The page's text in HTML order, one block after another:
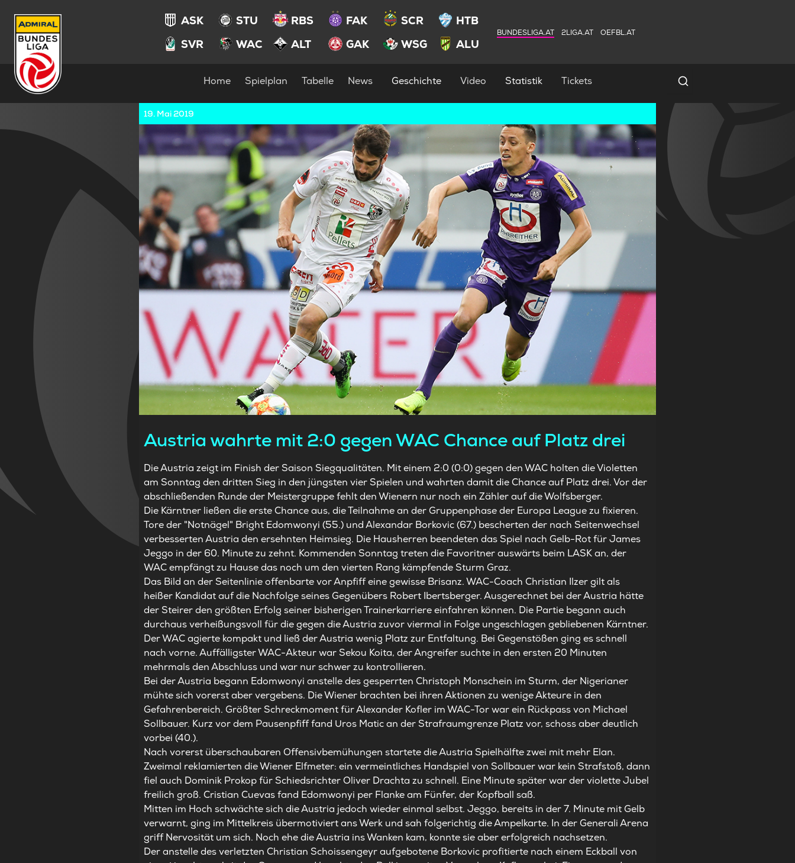
ASK STU RBS FAK SCR
HTB
SVR
WAC ALT GAK WSG ALU
BUNDESLIGA.AT 2LIGA.AT OEFBL.AT
Home Spielplan Tabelle News Geschichte Video Statistik Tickets Spielersuche
19. Mai 2019
Austria wahrte mit 2:0 gegen WAC Chance auf Platz drei
Die Austria zeigt im Finish der Saison Siegqualitäten. Mit einem 2:0 (0:0) gegen den WAC holten die Violetten
am Sonntag den dritten Sieg in den jüngsten vier Spielen und wahrten damit die Chance auf Platz drei. Vor der
abschließenden Runde der Meistergruppe fehlt den Wienern nur noch ein Zähler auf die Wolfsberger.
Die Kärntner ließen die erste Chance aus, die Teilnahme an der Gruppenphase der Europa League zu fixieren.
Tore der "Notnägel" Bright Edomwonyi (55.) und Alexandar Borkovic (67.) bescherten der nach Seitenwechsel
verbesserten Austria den ersehnten Heimsieg. Die Hausherren beendeten das Spiel nach Gelb-Rot für James
Jeggo in der 60. Minute zu zehnt. Kommenden Sonntag treten die Favoritner auswärts beim LASK an, der
WAC empfängt zu Hause das noch um den vierten Rang kämpfende Sturm Graz.
Das Bild an der Seitenlinie offenbarte vor Anpfiff eine gewisse Brisanz. WAC-Coach Christian Ilzer gilt als
heißer Kandidat auf die Nachfolge seines Gegenübers Robert Ibertsberger. Ausgerechnet bei der Austria hätte
der Steirer den größten Erfolg seiner bisherigen Trainerkarriere einfahren können. Die Partie begann auch
durchaus verheißungsvoll für die gegen die Austria zuvor viermal in Folge ungeschlagen gebliebenen Kärntner.
Der WAC agierte kompakt und ließ der Austria wenig Platz zur Entfaltung. Bei Gegenstößen ging es schnell
nach vorne. Auffälligster WAC-Akteur war Sekou Koita, der Angreifer suchte in den ersten 20 Minuten
mehrmals den Abschluss und war nur schwer zu kontrollieren.
Bei der Austria begann Edomwonyi anstelle des gesperrten Christoph Monschein im Sturm, der Nigerianer
mühte sich vorerst aber vergebens. Die Wiener brachten bei ihren Aktionen zu wenige Akteure in den
Gefahrenbereich. Größter Schreckmoment für Alexander Kofler im WAC-Tor war ein Rückpass von Michael
Sollbauer. Kurz vor dem Pausenpfiff fand Uros Matic an der Strafraumgrenze Platz vor, schoss aber deutlich
vorbei (40.).
Nach vorerst überschaubaren Offensivbemühungen startete die Austria Spielhälfte zwei mit mehr Elan.
Zweimal reklamierten die Wiener Elfmeter: ein vermeintliches Handspiel von Sollbauer war kein Strafstoß, dann
fiel auch Dominik Prokop für Schiedsrichter Oliver Drachta zu schnell. Eine Minute später war der violette Jubel
freilich groß. Cristian Cuevas fand Edomwonyi per Flanke am Fünfer, der Kopfball saß.
Mitten im Hoch schwächte sich die Austria jedoch wieder einmal selbst. Jeggo, bereits in der 7. Minute mit Gelb
verwarnt, ging im Mittelkreis übermotiviert ans Werk und sah folgerichtig die Ampelkarte. In der Generali Arena
griff Nervosität um sich. Noch ehe die Austria ins Wanken kam, konnte sie aber erfolgreich nachsetzen.
Der anstelle des verletzten Christian Schoissengeyr aufgebotene Borkovic profitierte nach einem Eckball von